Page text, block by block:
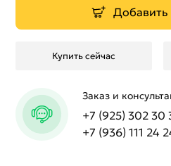
Добавить
Купить сейчас
Заказ и
+7 (925) 302 30
+7 (936) 111 24